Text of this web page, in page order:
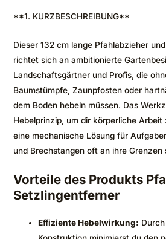
**1. KURZBESCHREIBUNG**
Dieser 132 cm lange Pfahlabzieher
richtet sich an ambitionierte
Landschaftsgärtner und Profis, die
Baumstümpfe, Zaunpfosten oder
dem Boden hebeln müssen. Das
Hebelprinzip, um dir körperliche
eine mechanische Lösung für
und Brechstangen oft an ihre Grenzen
Vorteile des Produkts
Setzlingentferner
Effiziente Hebelwirkung: